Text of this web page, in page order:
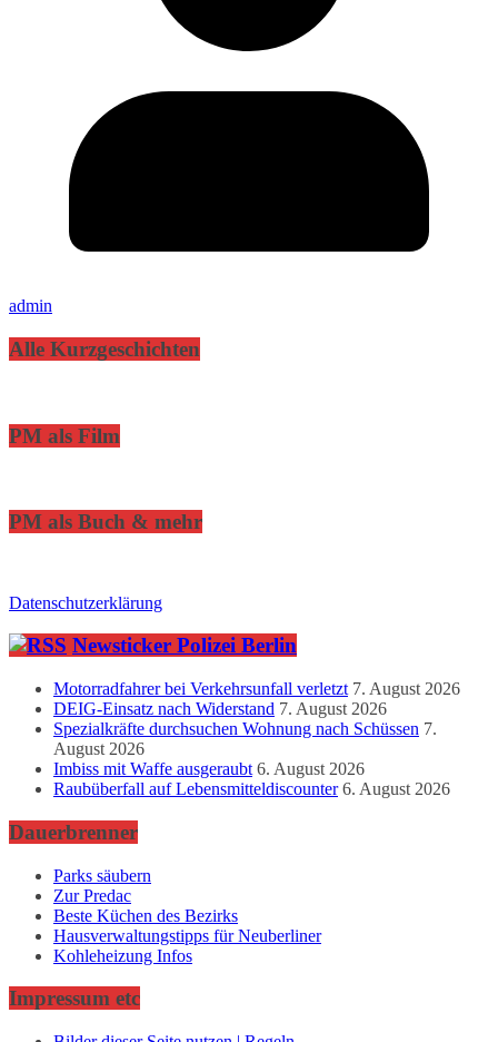
admin
Alle Kurzgeschichten
PM als Film
PM als Buch & mehr
Datenschutzerklärung
Newsticker Polizei Berlin
Motorradfahrer bei Verkehrsunfall verletzt 7. August 2026
DEIG-Einsatz nach Widerstand 7. August 2026
Spezialkräfte durchsuchen Wohnung nach Schüssen 7.
August 2026
Imbiss mit Waffe ausgeraubt 6. August 2026
Raubüberfall auf Lebensmitteldiscounter 6. August 2026
Dauerbrenner
Parks säubern
Zur Predac
Beste Küchen des Bezirks
Hausverwaltungstipps für Neuberliner
Kohleheizung Infos
Impressum etc